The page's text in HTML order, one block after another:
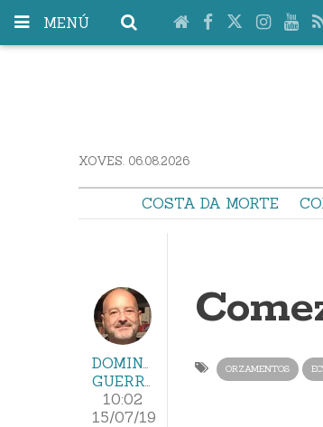
MENÚ
XOVES. 06.08.2026
COSTA DA MORTE
DOMINGO
GUERRA
10:02
15/07/19
ORZAMENTOS